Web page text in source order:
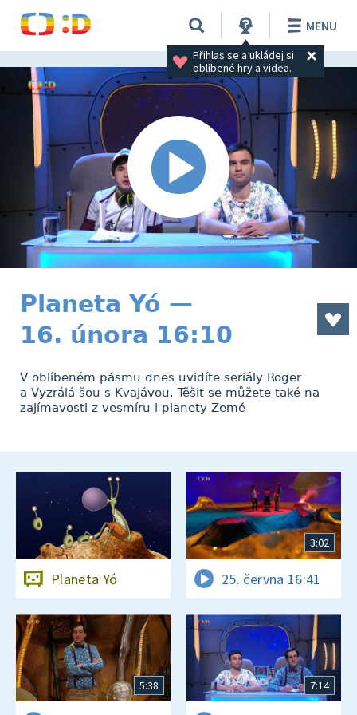
Přihlas se a ukládej si
oblíbené hry a videa.
MENU
Planeta Yó —
16. února 16:10
V oblíbeném pásmu dnes uvidíte seriály Roger
a Vyzrálá šou s Kvajávou. Těšit se můžete také na
zajímavosti z vesmíru i planety Země
Planeta Yó
3:02
25. června 16:41
5:38 7:14